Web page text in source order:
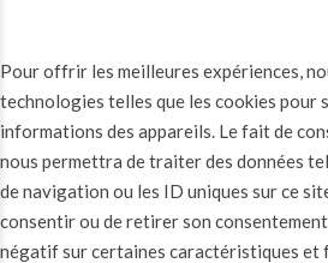
Pour offrir les meilleures expériences,
technologies telles que les cookies pour
informations des appareils. Le fait de
nous permettra de traiter des données
de navigation ou les ID uniques sur ce
consentir ou de retirer son
négatif sur certaines caractéristiques et